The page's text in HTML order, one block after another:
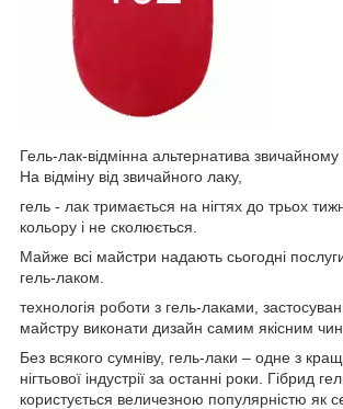
Гель-лак-відмінна альтернатива
На відміну від звичайного лаку,
гель - лак тримається на нігтях до трьох
кольору і не сколюється.
Майже всі майстри надають сьогодні послуги
гель-лаком.
технологія роботи з гель-лаками,
майстру виконати дизайн самим якісним
Без всякого сумніву, гель-лаки – одне з
нігтьової індустрії за останні роки. Гібрид
користується величезною популярністю як